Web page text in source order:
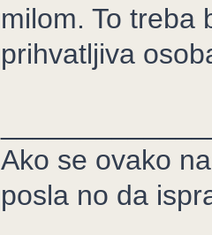
milom. To treba
prihvatljiva
Ako se ovako
posla no da